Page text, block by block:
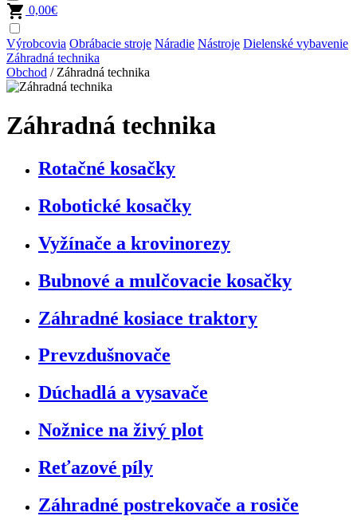
0,00€
Výrobcovia Obrábacie stroje Náradie Nástroje Dielenské vybavenie
Záhradná technika
Obchod / Záhradná technika
Záhradná technika
Rotačné kosačky
Robotické kosačky
Vyžínače a krovinorezy
Bubnové a mulčovacie kosačky
Záhradné kosiace traktory
Prevzdušnovače
Dúchadlá a vysavače
Nožnice na živý plot
Reťazové píly
Záhradné postrekovače a rosiče